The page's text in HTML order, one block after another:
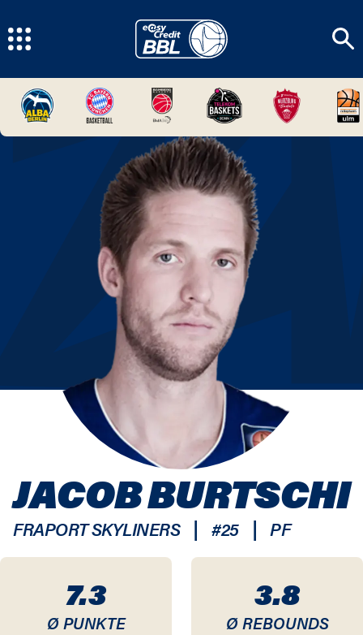
7.3
Ø PUNKTE
3.8
Ø REBOUNDS
JACOB BURTSCHI
FRAPORT SKYLINERS | #25 | PF